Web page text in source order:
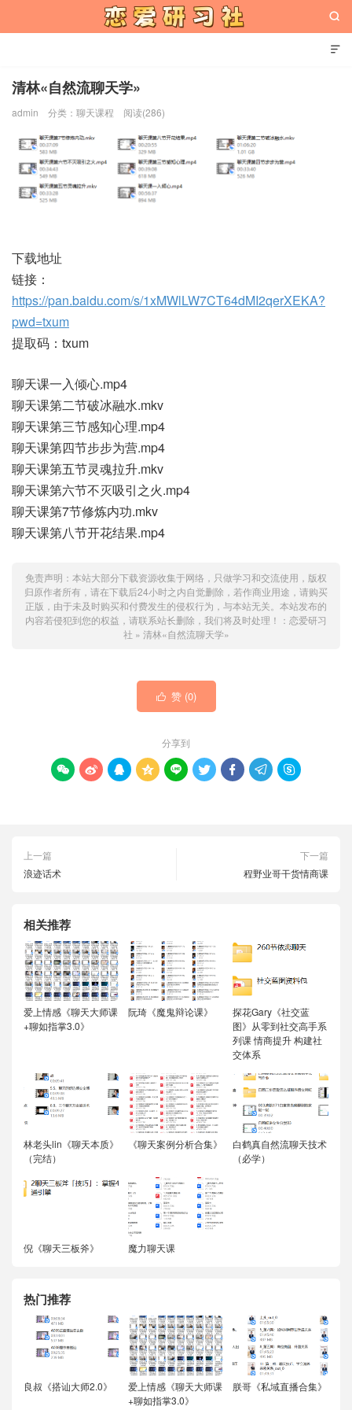


清林«自然流聊天学»
admin 分类： 聊天课程 阅读(286)
下载地址
链接：
https://pan.baidu.com/s/1xMWlLW7CT64dMI2qerXEKA?
pwd=txum
提取码：txum
聊天课一入倾心.mp4
聊天课第二节破冰融水.mkv
聊天课第三节感知心理.mp4
聊天课第四节步步为营.mp4
聊天课第五节灵魂拉升.mkv
聊天课第六节不灭吸引之火.mp4
聊天课第7节修炼内功.mkv
聊天课第八节开花结果.mp4
免责声明：本站大部分下载资源收集于网络，只做学习和交流使用，版权
归原作者所有，请在下载后24小时之内自觉删除，若作商业用途，请购买
正版，由于未及时购买和付费发生的侵权行为，与本站无关。本站发布的
内容若侵犯到您的权益，请联系站长删除，我们将及时处理！： 恋爱研习
社 » 清林«自然流聊天学»
 赞 (0)
分享到
        
上一篇
浪迹话术
下一篇
程野业哥干货情商课
相关推荐
爱上情感《聊天大师课
+聊如指掌3.0》
阮琦《魔鬼辩论课》
探花Gary《社交蓝
图》从零到社交高手系
列课 情商提升 构建社
交体系
林老头lin《聊天本质》
（完结）
《聊天案例分析合集》
白鹤真自然流聊天技术
（必学）
倪《聊天三板斧》 魔力聊天课
热门推荐
良叔《搭讪大师2.0》
爱上情感《聊天大师课
+聊如指掌3.0》
朕哥《私域直播合集》